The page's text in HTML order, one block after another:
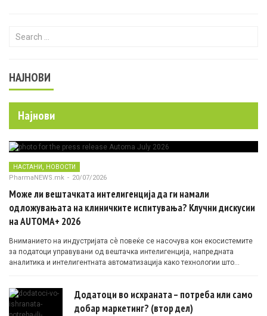
Search for:
НАЈНОВИ
Најнови
НАСТАНИ, НОВОСТИ
PharmaNEWS.mk - 20/07/2026
Може ли вештачката интелигенција да ги намали
одложувањата на клиничките испитувања? Клучни дискусии
на AUTOMA+ 2026
Вниманието на индустријата сè повеќе се насочува кон екосистемите
за податоци управувани од вештачка интелигенција, напредната
аналитика и интелигентната автоматизација како технологии што
Додатоци во исхраната – потреба или само
добар маркетинг? (втор дел)